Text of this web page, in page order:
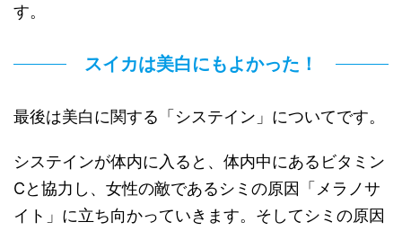
す。
スイカは美白にもよかった！
最後は美白に関する「システイン」についてです。
システインが体内に入ると、体内中にあるビタミン
Cと協力し、女性の敵であるシミの原因「メラノサ
イト」に立ち向かっていきます。そしてシミの原因